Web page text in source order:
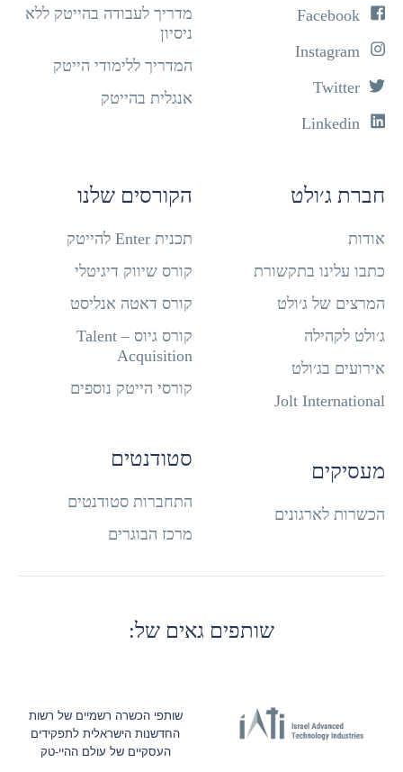
מדריך לעבודה בהייטק ללא
ניסיון
המדריך ללימודי הייטק
אנגלית בהייטק
חברת ג׳ולט
אודות
כתבו עלינו בתקשורת
המרצים של ג׳ולט
ג׳ולט לקהילה
אירועים בג׳ולט
Jolt International
מעסיקים
הכשרות לארגונים
הקורסים שלנו
תכנית Enter להייטק
קורס שיווק דיגיטלי
קורס דאטה אנליסט
קורס גיוס – Talent
Acquisition
קורסי הייטק נוספים
סטודנטים
התחברות סטודנטים
מרכז הבוגרים
שותפים גאים של:
שותפי הכשרה רשמיים של רשות
החדשנות הישראלית לתפקידים
העסקיים של עולם ההיי-טק